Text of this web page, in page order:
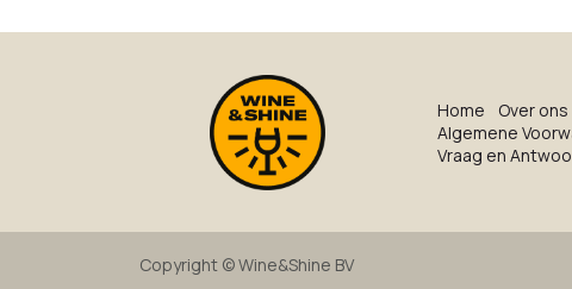
Ho​me O​ve​r on​s
Algemene
Vraag en
Copyright ©Wine&Shine BV